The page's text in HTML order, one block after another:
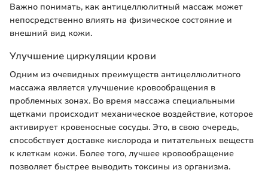
Важно понимать, как антицеллюлитный массаж может
непосредственно влиять на физическое состояние и
внешний вид кожи.
Улучшение циркуляции крови
Одним из очевидных преимуществ антицеллюлитного
массажа является улучшение кровообращения в
проблемных зонах. Во время массажа специальными
щетками происходит механическое воздействие, которое
активирует кровеносные сосуды. Это, в свою очередь,
способствует доставке кислорода и питательных веществ
к клеткам кожи. Более того, лучшее кровообращение
позволяет быстрее выводить токсины из организма.